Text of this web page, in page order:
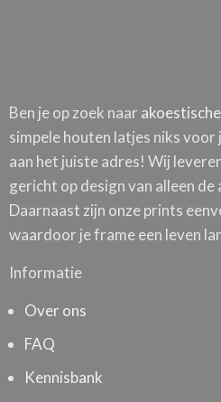
Ben je op zoek naar
simpele houten latjes niks voor
aan het juiste adres! Wij
gericht op design van alleen
Daarnaast zijn onze prints
waardoor je frame een leven
Informatie
Over ons
FAQ
Kennisbank